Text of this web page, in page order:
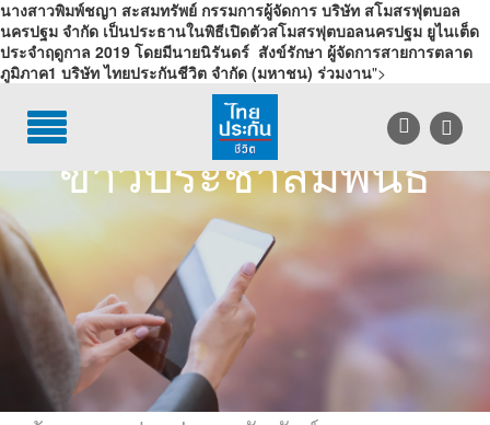
นางสาวพิมพ์ชญา สะสมทรัพย์ กรรมการผู้จัดการ บริษัท สโมสรฟุตบอล
นครปฐม จำกัด เป็นประธานในพิธีเปิดตัวสโมสรฟุตบอลนครปฐม ยูไนเต็ด
ประจำฤดูกาล 2019 โดยมีนายนิรันดร์ สังข์รักษา ผู้จัดการสายการตลาด
ภูมิภาค1 บริษัท ไทยประกันชีวิต จำกัด (มหาชน) ร่วมงาน">
บริการลูกค้า
บริการตัวแทน
รู้จักไทยประกันชีวิต
นักลงทุนสัมพันธ์
เพื่อสังคมไทย
ติดต่อไทยประกันชีวิต
ข่าวประชาสัมพันธ์